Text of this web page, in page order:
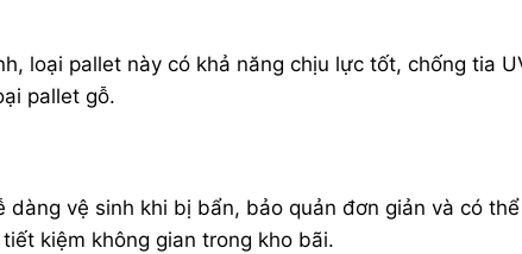
loại pallet này có khả năng chịu lực tốt, chống tia
pallet gỗ​.
dàng vệ sinh khi bị bẩn, bảo quản đơn giản và có
kiệm không gian trong kho bãi​.